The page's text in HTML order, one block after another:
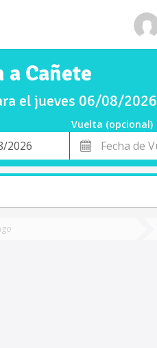
a Cañete
el jueves 06/08/2026
Vuelta (opcional)
Fecha
de
Vuelta